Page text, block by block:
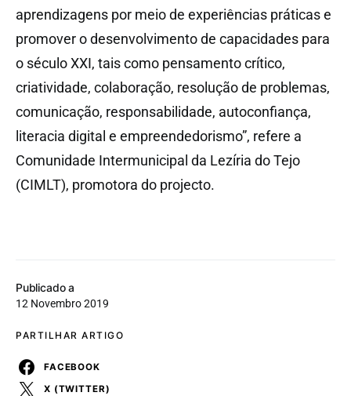
Publicado a
12 Novembro 2019
PARTILHAR ARTIGO
FACEBOOK
X (TWITTER)
aprendizagens por meio de experiências práticas e
promover o desenvolvimento de capacidades para
o século XXI, tais como pensamento crítico,
criatividade, colaboração, resolução de problemas,
comunicação, responsabilidade, autoconfiança,
literacia digital e empreendedorismo”, refere a
Comunidade Intermunicipal da Lezíria do Tejo
(CIMLT), promotora do projecto.